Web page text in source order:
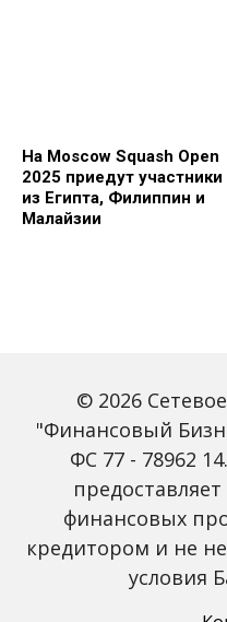
На Moscow Squash Open
2025 приедут участники
из Египта, Филиппин и
Малайзии
Зарплаты вырастут,
банки включат защиту
от мошенников: какие
новые законы ждут
россиян с октября
© 2026
"Финансовый
ФС 77 - 78962
финансовых
кредитором и не
условия